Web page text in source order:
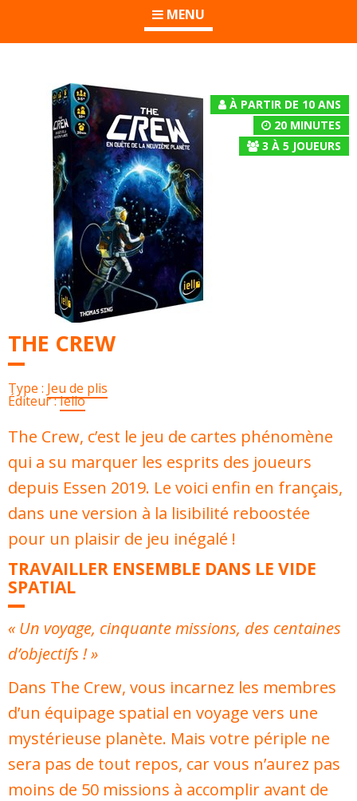
MENU
À PARTIR DE 10 ANS
20 MINUTES
3 À 5 JOUEURS
THE CREW
Type : Jeu de plis
Éditeur :Iello
The Crew, c’est le jeu de cartes phénomène
qui a su marquer les esprits des joueurs
depuis Essen 2019. Le voici enfin en français,
dans une version à la lisibilité reboostée
pour un plaisir de jeu inégalé !
TRAVAILLER ENSEMBLE DANS LE VIDE
SPATIAL
« Un voyage, cinquante missions, des centaines
d’objectifs ! »
Dans The Crew, vous incarnez les membres
d’un équipage spatial en voyage vers une
mystérieuse planète. Mais votre périple ne
sera pas de tout repos, car vous n’aurez pas
moins de 50 missions à accomplir avant de